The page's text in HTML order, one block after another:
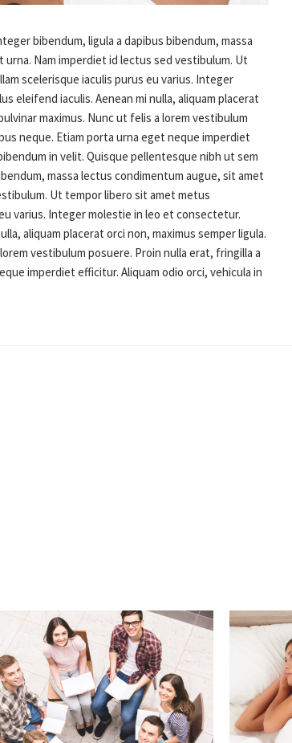
bibendum, ligula a dapibus bibendum, massa
Nam imperdiet id lectus sed vestibulum. Ut
scelerisque iaculis purus eu varius. Integer
eleifend iaculis. Aenean mi nulla, aliquam placerat
maximus. Nunc ut felis a lorem vestibulum
neque. Etiam porta urna eget neque imperdiet
in velit. Quisque pellentesque nibh ut sem
massa lectus condimentum augue, sit amet
Ut tempor libero sit amet metus
varius. Integer molestie in leo et consectetur.
aliquam placerat orci non, maximus semper ligula.
vestibulum posuere. Proin nulla erat, fringilla a
imperdiet efficitur. Aliquam odio orci, vehicula in